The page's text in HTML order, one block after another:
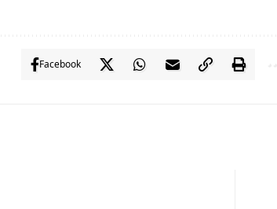
Facebook